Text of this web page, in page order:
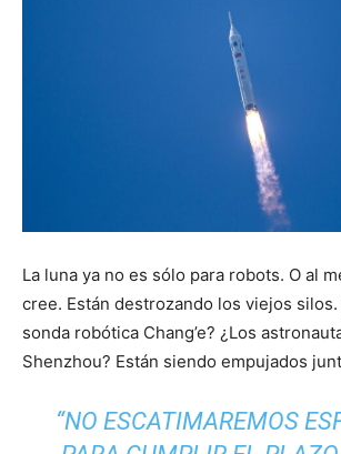
La luna ya no es sólo para robots. O al
cree. Están destrozando los viejos
sonda robótica Chang’e? ¿Los
Shenzhou? Están siendo empujados
“NO ESCATIMAREMOS